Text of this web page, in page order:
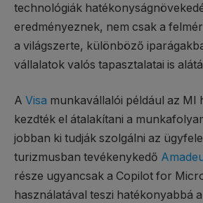
technológiák
eredményeznek, nem csak a
a világszerte, különböző
vállalatok valós tapasztalatai is
A Visa munkavállalói például az MI
kezdték el átalakítani a
jobban ki tudják szolgálni az
turizmusban tevékenykedő
része ugyancsak a Copilot for
használatával teszi hatékonyabbá